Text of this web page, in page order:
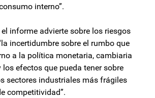
interno”.
informe advierte sobre los riesgos
incertidumbre sobre el rumbo que
a la política monetaria, cambiaria
los efectos que pueda tener sobre
sectores industriales más frágiles
competitividad”.